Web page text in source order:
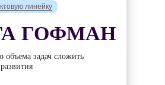
линейку
ГОФМАН
объема задач сложить